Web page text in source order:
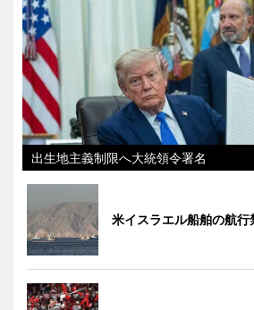
出生地主義制限へ大統領令署名
米イスラエル船舶の航行